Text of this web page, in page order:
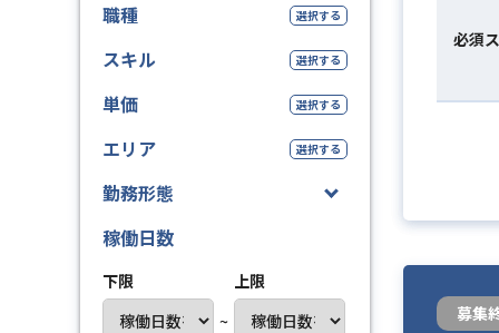
職種
選択する
スキル 選択する
単価 選択する
エリア 選択する
勤務形態
稼働日数
下限
~
上限
必須
募集